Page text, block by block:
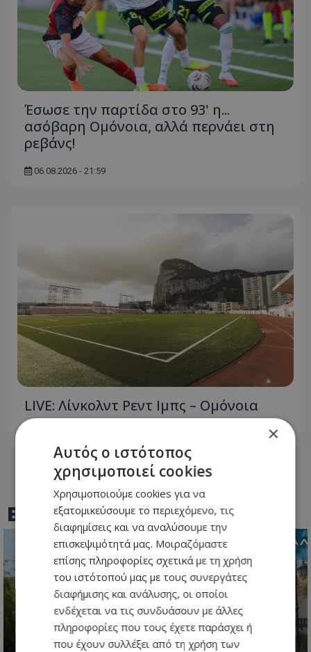
Έσωσε την παρτίδα στο 93' η...
ασόβαρη Ομόνοια, αλλά περνάει στη
ρεβάνς!
06.08.2026 - 21:59
LIVE: Λίνκολντ Ρεντ Ιμπς – Ομόνοια
BEST OFTOTHEMAONLINE
×
Αυτός ο ιστότοπος
χρησιμοποιεί cookies
Χρησιμοποιούμε cookies για να
εξατομικεύσουμε το περιεχόμενο, τις
διαφημίσεις και να αναλύσουμε την
επισκεψιμότητά μας. Μοιραζόμαστε
επίσης πληροφορίες σχετικά με τη χρήση
του ιστότοπού μας με τους συνεργάτες
διαφήμισης και ανάλυσης, οι οποίοι
ενδέχεται να τις συνδυάσουν με άλλες
πληροφορίες που τους έχετε παράσχει ή
που έχουν συλλέξει από τη χρήση των